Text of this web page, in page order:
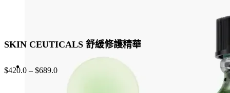
SKIN CEUTICALS 舒緩修護精華
$420.0 – $689.0